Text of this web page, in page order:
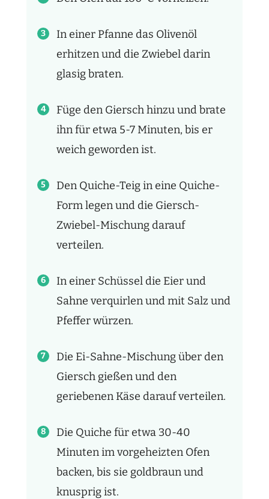
In einer Pfanne das Olivenöl
erhitzen und die Zwiebel darin
glasig braten.
Füge den Giersch hinzu und brate
ihn für etwa 5-7 Minuten, bis er
weich geworden ist.
Den Quiche-Teig in eine Quiche-
Form legen und die Giersch-
Zwiebel-Mischung darauf
verteilen.
In einer Schüssel die Eier und
Sahne verquirlen und mit Salz und
Pfeffer würzen.
Die Ei-Sahne-Mischung über den
Giersch gießen und den
geriebenen Käse darauf verteilen.
Die Quiche für etwa 30-40
Minuten im vorgeheizten Ofen
backen, bis sie goldbraun und
knusprig ist.